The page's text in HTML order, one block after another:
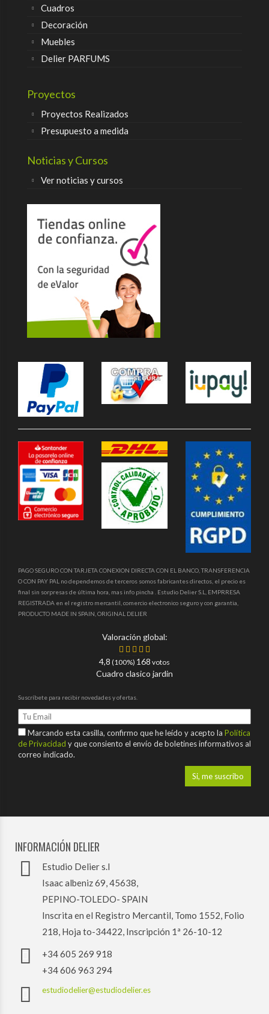
Cuadros
Decoración
Muebles
Delier PARFUMS
Proyectos
Proyectos Realizados
Presupuesto a medida
Noticias y Cursos
Ver noticias y cursos
PAGO SEGURO CON TARJETA CONEXION DIRECTA CON EL BANCO, TRANSFERENCIA
O CON PAY PAL no dependemos de terceros somos fabricantes directos, el precio es
final sin sorpresas de última hora, mas info pincha . Estudio Delier S.L, EMPRRESA
REGISTRADA en el registro mercantil, comercio electronico seguro y con garantia,
PRODUCTO MADE IN SPAIN, ORIGINAL DELIER
Valoración global:
4,8 (100%) 168 votos
Cuadro clasico jardin
Suscríbete para recibir novedades y ofertas.
Marcando esta casilla, confirmo que he leído y acepto la Política
de Privacidad y que consiento el envío de boletines informativos al
correo indicado.
INFORMACIÓN DELIER
Estudio Delier s.l
Isaac albeniz 69, 45638,
PEPINO-TOLEDO- SPAIN
Inscrita en el Registro Mercantil, Tomo 1552, Folio
218, Hoja to-34422, Inscripción 1ª 26-10-12
+34 605 269 918
+34 606 963 294
estudiodelier@estudiodelier.es